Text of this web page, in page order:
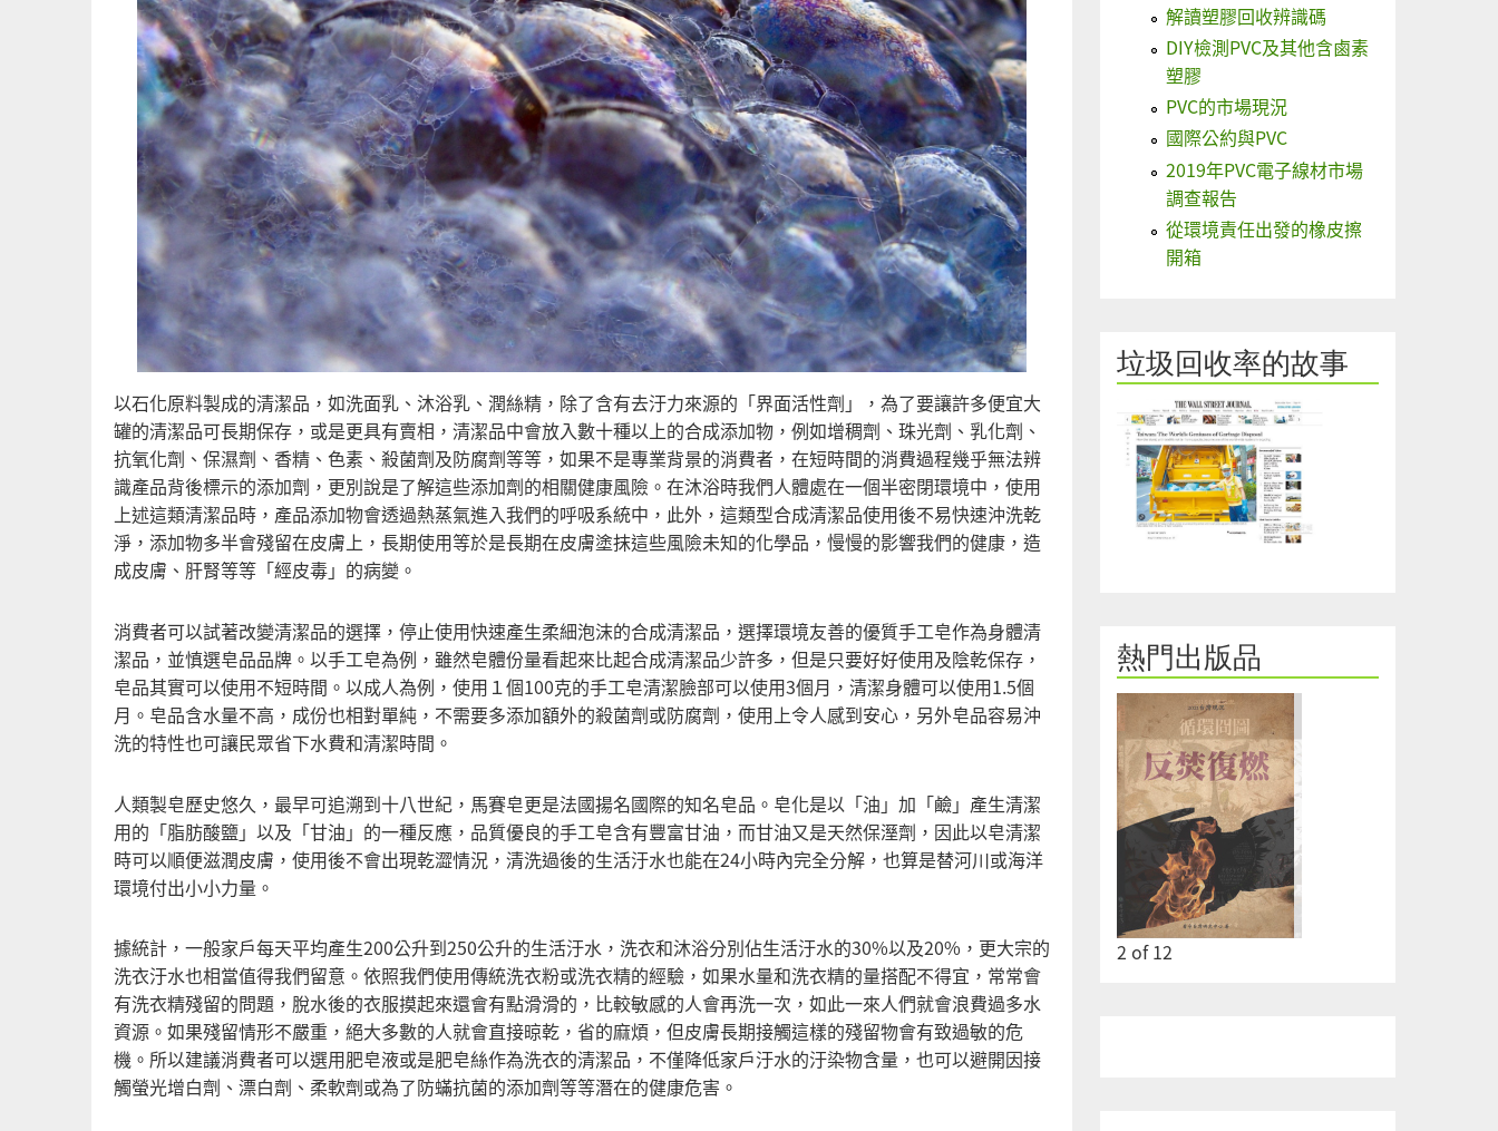
以石化原料製成的清潔品，如洗面乳、沐浴乳、潤絲精，除了含有去汙力來源的「界面活性劑」，為了要讓許多便宜大
罐的清潔品可長期保存，或是更具有賣相，清潔品中會放入數十種以上的合成添加物，例如增稠劑、珠光劑、乳化劑、
抗氧化劑、保濕劑、香精、色素、殺菌劑及防腐劑等等，如果不是專業背景的消費者，在短時間的消費過程幾乎無法辨
識產品背後標示的添加劑，更別說是了解這些添加劑的相關健康風險。在沐浴時我們人體處在一個半密閉環境中，使用
上述這類清潔品時，產品添加物會透過熱蒸氣進入我們的呼吸系統中，此外，這類型合成清潔品使用後不易快速沖洗乾
淨，添加物多半會殘留在皮膚上，長期使用等於是長期在皮膚塗抹這些風險未知的化學品，慢慢的影響我們的健康，造
成皮膚、肝腎等等「經皮毒」的病變。
消費者可以試著改變清潔品的選擇，停止使用快速產生柔細泡沫的合成清潔品，選擇環境友善的優質手工皂作為身體清
潔品，並慎選皂品品牌。以手工皂為例，雖然皂體份量看起來比起合成清潔品少許多，但是只要好好使用及陰乾保存，
皂品其實可以使用不短時間。以成人為例，使用１個100克的手工皂清潔臉部可以使用3個月，清潔身體可以使用1.5個
月。皂品含水量不高，成份也相對單純，不需要多添加額外的殺菌劑或防腐劑，使用上令人感到安心，另外皂品容易沖
洗的特性也可讓民眾省下水費和清潔時間。
人類製皂歷史悠久，最早可追溯到十八世紀，馬賽皂更是法國揚名國際的知名皂品。皂化是以「油」加「鹼」產生清潔
用的「脂肪酸鹽」以及「甘油」的一種反應，品質優良的手工皂含有豐富甘油，而甘油又是天然保溼劑，因此以皂清潔
時可以順便滋潤皮膚，使用後不會出現乾澀情況，清洗過後的生活汙水也能在24小時內完全分解，也算是替河川或海洋
環境付出小小力量。
據統計，一般家戶每天平均產生200公升到250公升的生活汙水，洗衣和沐浴分別佔生活汙水的30%以及20%，更大宗的
洗衣汙水也相當值得我們留意。依照我們使用傳統洗衣粉或洗衣精的經驗，如果水量和洗衣精的量搭配不得宜，常常會
有洗衣精殘留的問題，脫水後的衣服摸起來還會有點滑滑的，比較敏感的人會再洗一次，如此一來人們就會浪費過多水
資源。如果殘留情形不嚴重，絕大多數的人就會直接晾乾，省的麻煩，但皮膚長期接觸這樣的殘留物會有致過敏的危
機。所以建議消費者可以選用肥皂液或是肥皂絲作為洗衣的清潔品，不僅降低家戶汙水的汙染物含量，也可以避開因接
觸螢光增白劑、漂白劑、柔軟劑或為了防蟎抗菌的添加劑等等潛在的健康危害。
解讀塑膠回收辨識碼
DIY檢測PVC及其他含鹵素
塑膠
PVC的市場現況
國際公約與PVC
2019年PVC電子線材市場
調查報告
從環境責任出發的橡皮擦
開箱
垃圾回收率的故事
熱門出版品
2 of12